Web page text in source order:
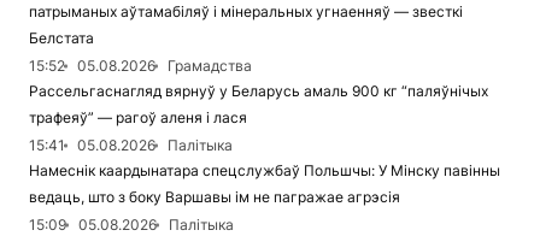
патрыманых аўтамабіляў і мінеральных угнаенняў — звесткі
Белстата
15:52
05.08.2026
Грамадства
Рассельгаснагляд вярнуў у Беларусь амаль 900 кг “паляўнічых
трафеяў” — рагоў аленя і лася
15:41
05.08.2026
Палітыка
Намеснік каардынатара спецслужбаў Польшчы: У Мінску павінны
ведаць, што з боку Варшавы ім не пагражае агрэсія
15:09
05.08.2026
Палітыка